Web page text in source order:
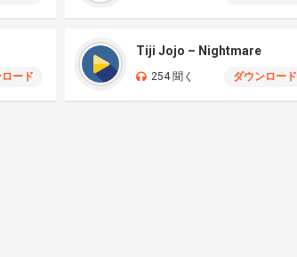
ード
Tiji Jojo – Nightmare
254 聞く ダウンロード